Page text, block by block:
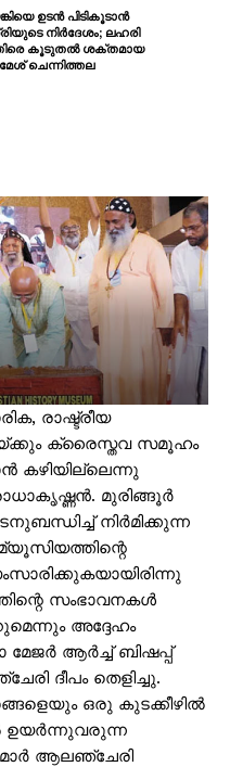
ഉടൻ പിടികൂടാൻ
നിർദേശം; ലഹരി
കൂടുതൽ ശക്തമായ
ചെന്നിത്തല
രാഷ്ട്രീയ
ക്രൈസ്തവ സമൂഹം
കഴിയില്ലെന്നു
മുരിങ്ങൂർ
നിർമിക്കുന്ന
സംഭാവനകൾ
അദ്ദേഹം
ആർച്ച് ബിഷപ്പ്
ദീപം തെളിച്ചു.
ഒരു കുടക്കീഴിൽ
ഉയർന്നുവരുന്ന
മാർ ആലഞ്ചേരി